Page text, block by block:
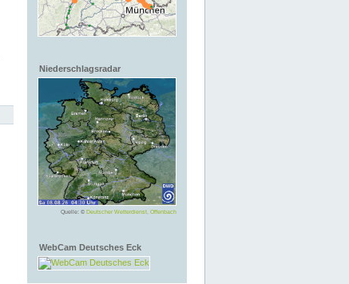
Niederschlagsradar
Quelle: © Deutscher Wetterdienst, Offenbach
WebCam Deutsches Eck